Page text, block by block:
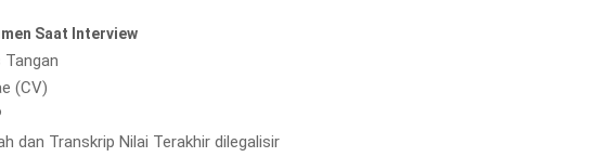
Saat Interview
(CV)
dan Transkrip Nilai Terakhir dilegalisir